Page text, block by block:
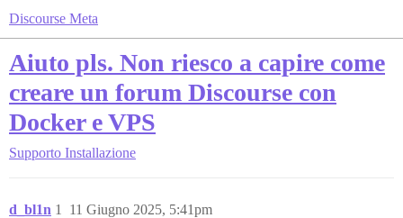
Discourse Meta
Aiuto pls. Non riesco a capire come
creare un forum Discourse con
Docker e VPS
Supporto Installazione
d_bl1n 11 Giugno 2025, 5:41pm
1